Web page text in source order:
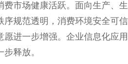
费市场健康活跃。面向生产、
序规范透明，消费环境安全可
愿进一步增强。企业信息化应
释放。